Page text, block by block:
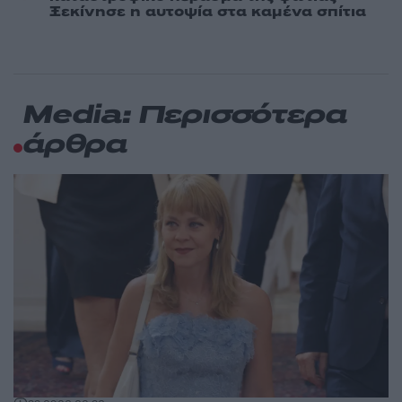
Ξεκίνησε η αυτοψία στα καμένα σπίτια
Media: Περισσότερα
άρθρα